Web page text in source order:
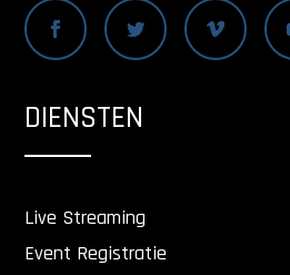
DIENSTEN
Live Streaming
Event Registratie